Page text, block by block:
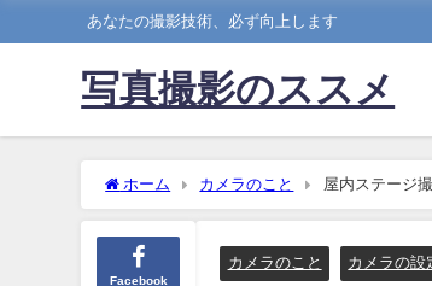
あなたの撮影技術、必ず向上します
写真撮影のススメ
ホーム カメラのこと 屋内ステージ
Facebook
カメラのこと カメラの設